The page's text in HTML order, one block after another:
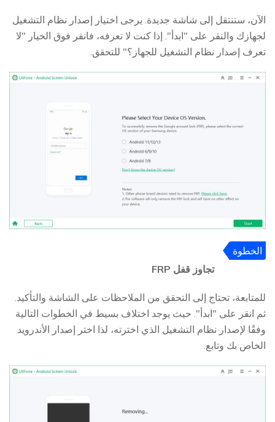
الآن، ستنتقل إلى شاشة جديدة. يرجى اختيار إصدار نظام التشغيل
لجهازك والنقر على "ابدأ". إذا كنت لا تعرفه، فانقر فوق الخيار "لا
تعرف إصدار نظام التشغيل للجهاز؟" للتحقق.
الخطوة
تجاوز قفل FRP
للمتابعة، تحتاج إلى التحقق من الملاحظات على الشاشة والتأكيد.
ثم انقر على "ابدأ". حيث يوجد اختلاف بسيط في الخطوات التالية
وفقًا لإصدار نظام التشغيل الذي اخترته، لذا اختر إصدار الأندرويد
الخاص بك وتابع.